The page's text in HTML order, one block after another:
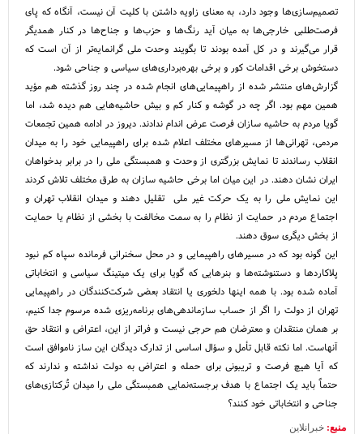
تصمیم‌سازی‌ها وجود دارد، به معنای زاویه داشتن با کلیت آن نیست، آنگاه که پای
فرصت‌طلبی خارجی‌ها به میان آید رنگ‌ها و حزب‌ها و جناح‌ها در کنار همدیگر
قرار می‌گیرند و در کل آمده بودند تا بگویند وحدت ملی گرانمایه‌تر از آن است که
دستخوش برخی اقدامات کور و برخی بهره‌برداری‌های سیاسی و جناحی شود.
گزارش‌های منتشر شده از راهپیمایی‌های انجام شده در چند روز گذشته هم مؤید
همین مهم بود. اگر چه در گوشه و کنار کم و بیش حاشیه‌هایی هم دیده شد، اما
گویا مردم به حاشیه سازان فرصت عرض اندام ندادند. دیروز در ادامه همین تجمعات
مردمی، تهرانی‌ها از مسیرهای مختلف اعلام شده برای راهپیمایی خود را به میدان
انقلاب رساندند تا نمایش بزرگتری از وحدت و همبستگی ملی را در برابر بدخواهان
ایران نشان دهند. در این میان اما برخی حاشیه سازان به طرق مختلف تلاش کردند
این نمایش ملی را به یک حرکت غیر ملی تقلیل دهند و میدان انقلاب تهران و
اجتماع مردم در حمایت از نظام را به سمت مخالفت با بخشی از نظام یا حمایت
از بخش دیگری سوق دهند.
این گونه بود که در مسیرهای راهپیمایی و در محل سخنرانی فرمانده سپاه کم نبود
پلاکاردها و دستنوشته‌ها و بنرهایی که گویا برای یک میتینگ سیاسی و انتخاباتی
آماده شده بود. با همه اینها دلخوری یا انتقاد بعضی شرکت‌کنندگان در راهپیمایی
تهران از دولت را اگر از حساب سازماندهی‌های برنامه‌ریزی شده مرسوم جدا کنیم،
بر همان منتقدان و معترضان هم حرجی نیست و فراتر از این، اعتراض و انتقاد حق
آنهاست. اما نکته قابل تأمل و سؤال اساسی از تدارک دیدگان این ساز ناموافق است
که آیا هیچ فرصت و تریبونی برای حمله و اعتراض به دولت نداشته و ندارند که
حتماً باید یک اجتماع با هدف برجسته‌نمایی همبستگی ملی را میدان تُرکتازی‌های
جناحی و انتخاباتی خود کنند؟
منبع: خبرانلاین